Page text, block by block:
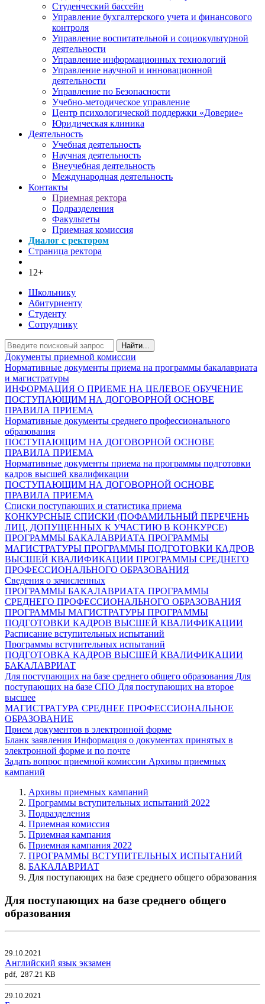
Студенческий бассейн
Управление бухгалтерского учета и финансового
контроля
Управление воспитательной и социокультурной
деятельности
Управление информационных технологий
Управление научной и инновационной
деятельности
Управление по Безопасности
Учебно-методическое управление
Центр психологической поддержки «Доверие»
Юридическая клиника
Деятельность
Учебная деятельность
Научная деятельность
Внеучебная деятельность
Международная деятельность
Контакты
Приемная ректора
Подразделения
Факультеты
Приемная комиссия
Диалог с ректором
Страница ректора
12+
Школьнику
Абитуриенту
Студенту
Сотруднику
Найти...
Документы приемной комиссии
Нормативные документы приема на программы бакалавриата
и магистратуры
ИНФОРМАЦИЯ О ПРИЕМЕ НА ЦЕЛЕВОЕ ОБУЧЕНИЕ
ПОСТУПАЮЩИМ НА ДОГОВОРНОЙ ОСНОВЕ
ПРАВИЛА ПРИЕМА
Нормативные документы среднего профессионального
образования
ПОСТУПАЮЩИМ НА ДОГОВОРНОЙ ОСНОВЕ
ПРАВИЛА ПРИЕМА
Нормативные документы приема на программы подготовки
кадров высшей квалификации
ПОСТУПАЮЩИМ НА ДОГОВОРНОЙ ОСНОВЕ
ПРАВИЛА ПРИЕМА
Списки поступающих и статистика приема
КОНКУРСНЫЕ СПИСКИ (ПОФАМИЛЬНЫЙ ПЕРЕЧЕНЬ
ЛИЦ, ДОПУЩЕННЫХ К УЧАСТИЮ В КОНКУРСЕ)
ПРОГРАММЫ БАКАЛАВРИАТА ПРОГРАММЫ
МАГИСТРАТУРЫ ПРОГРАММЫ ПОДГОТОВКИ КАДРОВ
ВЫСШЕЙ КВАЛИФИКАЦИИ ПРОГРАММЫ СРЕДНЕГО
ПРОФЕССИОНАЛЬНОГО ОБРАЗОВАНИЯ
Сведения о зачисленных
ПРОГРАММЫ БАКАЛАВРИАТА ПРОГРАММЫ
СРЕДНЕГО ПРОФЕССИОНАЛЬНОГО ОБРАЗОВАНИЯ
ПРОГРАММЫ МАГИСТРАТУРЫ ПРОГРАММЫ
ПОДГОТОВКИ КАДРОВ ВЫСШЕЙ КВАЛИФИКАЦИИ
Расписание вступительных испытаний
Программы вступительных испытаний
ПОДГОТОВКА КАДРОВ ВЫСШЕЙ КВАЛИФИКАЦИИ
БАКАЛАВРИАТ
Для поступающих на базе среднего общего образования Для
поступающих на базе СПО Для поступающих на второе
высшее
МАГИСТРАТУРА СРЕДНЕЕ ПРОФЕССИОНАЛЬНОЕ
ОБРАЗОВАНИЕ
Прием документов в электронной форме
Бланк заявления Информация о документах принятых в
электронной форме и по почте
Задать вопрос приемной комиссии Архивы приемных
кампаний
Архивы приемных кампаний
Программы вступительных испытаний 2022
Подразделения
Приемная комиссия
Приемная кампания
Приемная кампания 2022
ПРОГРАММЫ ВСТУПИТЕЛЬНЫХ ИСПЫТАНИЙ
БАКАЛАВРИАТ
Для поступающих на базе среднего общего образования
Для поступающих на базе среднего общего
образования
29.10.2021
Английский язык экзамен
pdf, 287.21 KB
29.10.2021